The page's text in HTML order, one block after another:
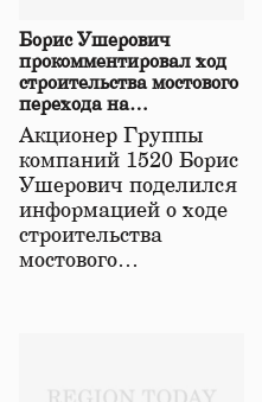
Борис Ушерович
прокомментировал ход
строительства мостового
перехода на
Забайкальской
железной дороге
Акционер Группы
компаний 1520 Борис
Ушерович поделился
информацией о ходе
строительства
мостового…